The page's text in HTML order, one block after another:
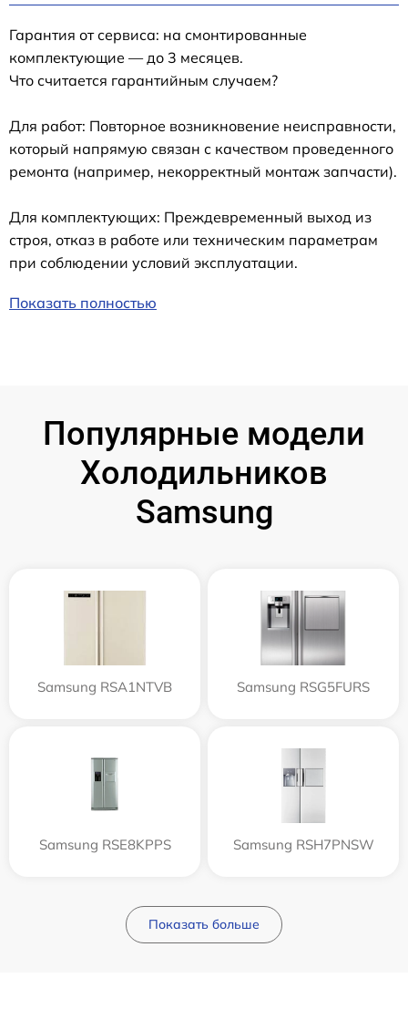
Гарантия от сервиса: на смонтированные
комплектующие — до 3 месяцев.
Что считается гарантийным случаем?
Для работ: Повторное возникновение неисправности,
который напрямую связан с качеством проведенного
ремонта (например, некорректный монтаж запчасти).
Для комплектующих: Преждевременный выход из
строя, отказ в работе или техническим параметрам
при соблюдении условий эксплуатации.
Показать полностью
Популярные модели
Холодильников
Samsung
Samsung RSA1NTVB Samsung RSG5FURS
Samsung RSE8KPPS Samsung RSH7PNSW
Показать больше